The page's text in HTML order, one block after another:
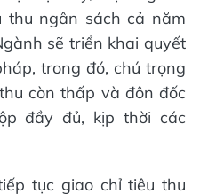
thu ngân sách cả năm
sẽ triển khai quyết
trong đó, chú trọng
còn thấp và đôn đốc
đầy đủ, kịp thời các
tục giao chỉ tiêu thu